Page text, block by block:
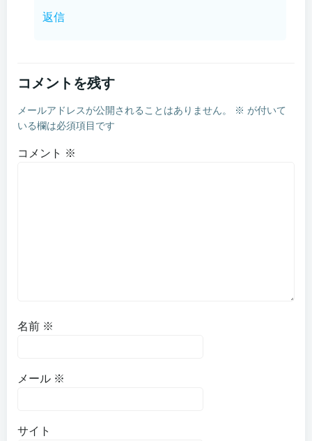
返信
コメントを残す
メールアドレスが公開されることはありません。 ※ が付いて
いる欄は必須項目です
コメント ※
名前 ※
メール ※
サイト